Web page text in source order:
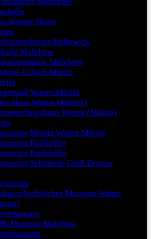
Weisse Flotte
Bollewick
Malchow
Malchow
Urlaub Müritz
Waren Müritz
Haus Waren (Müritz)
Waren (Müritz)
Moritz Waren Müritz
Ratskeller
Paulshöhe
Schmiede Groß Dratow
Museum Waren
Museum Malchow